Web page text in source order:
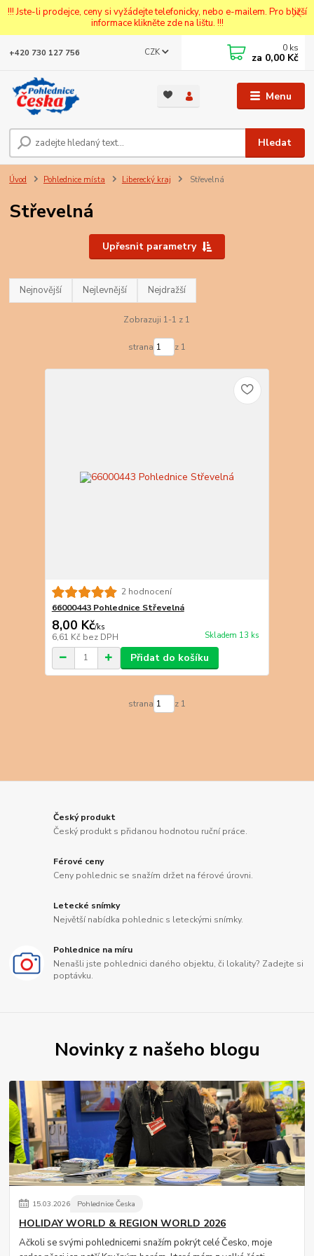
!!! Jste-li prodejce, ceny si vyžádejte telefonicky, nebo e-mailem. Pro bližší
informace klikněte zde na lištu. !!!
Menu
CZK
Hledat
+420 730 127 756 0 ks
za 0,00 Kč
Úvod Pohlednice místa Liberecký kraj Střevelná
Střevelná
Upřesnit parametry
Nejnovější Nejlevnější Nejdražší
Zobrazuji 1-1 z 1
strana z 1
2 hodnocení
66000443 Pohlednice Střevelná
8,00 Kč/ks
6,61 Kč bez DPH Skladem 13 ks
Přidat do košíku
strana z 1
Český produkt
Český produkt s přidanou hodnotou ruční práce.
Férové ceny
Ceny pohlednic se snažím držet na férové úrovni.
Letecké snímky
Největší nabídka pohlednic s leteckými snímky.
Pohlednice na míru
Nenašli jste pohlednici daného objektu, či lokality? Zadejte si
poptávku.
Novinky z našeho blogu
15.03.2026 Pohlednice Česka
HOLIDAY WORLD & REGION WORLD 2026
Ačkoli se svými pohlednicemi snažím pokrýt celé Česko, moje